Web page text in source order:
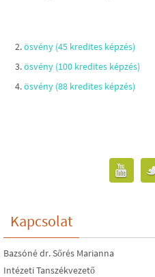
ösvény (45 kredites képzés)
ösvény (100 kredites képzés)
ösvény (88 kredites képzés)
Kapcsolat
Bazsóné dr. Sőrés Marianna
Intézeti Tanszékvezető